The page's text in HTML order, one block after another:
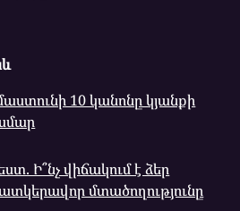
10 կանոնը կյանքի
Ի՞նչ վիճակում է ձեր
մտածողությունը